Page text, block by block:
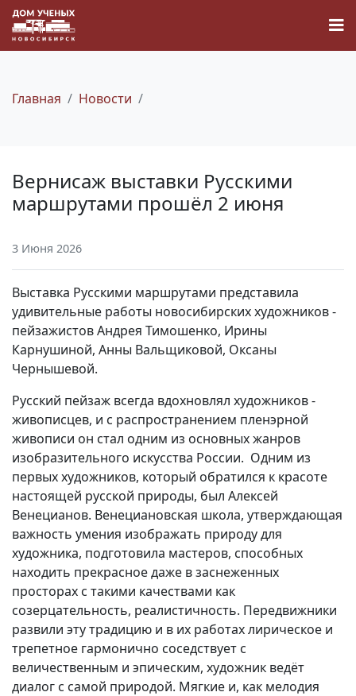
Наука
О Доме учёных
Виртуальный тур
Контакты
Вакансии
Главная Новости
Вернисаж выставки Русскими
маршрутами прошёл 2 июня
3 Июня 2026
Выставка Русскими маршрутами представила
удивительные работы новосибирских художников -
пейзажистов Андрея Тимошенко, Ирины
Карнушиной, Анны Вальщиковой, Оксаны
Чернышевой.
Русский пейзаж всегда вдохновлял художников -
живописцев, и с распространением пленэрной
живописи он стал одним из основных жанров
изобразительного искусства России. Одним из
первых художников, который обратился к красоте
настоящей русской природы, был Алексей
Венецианов. Венециановская школа, утверждающая
важность умения изображать природу для
художника, подготовила мастеров, способных
находить прекрасное даже в заснеженных
просторах с такими качествами как
созерцательность, реалистичность. Передвижники
развили эту традицию и в их работах лирическое и
трепетное гармонично соседствует с
величественным и эпическим, художник ведёт
диалог с самой природой. Мягкие и, как мелодия